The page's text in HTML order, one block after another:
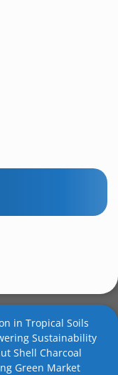
in Tropical Soils
Sustainability
Shell Charcoal
Green Market